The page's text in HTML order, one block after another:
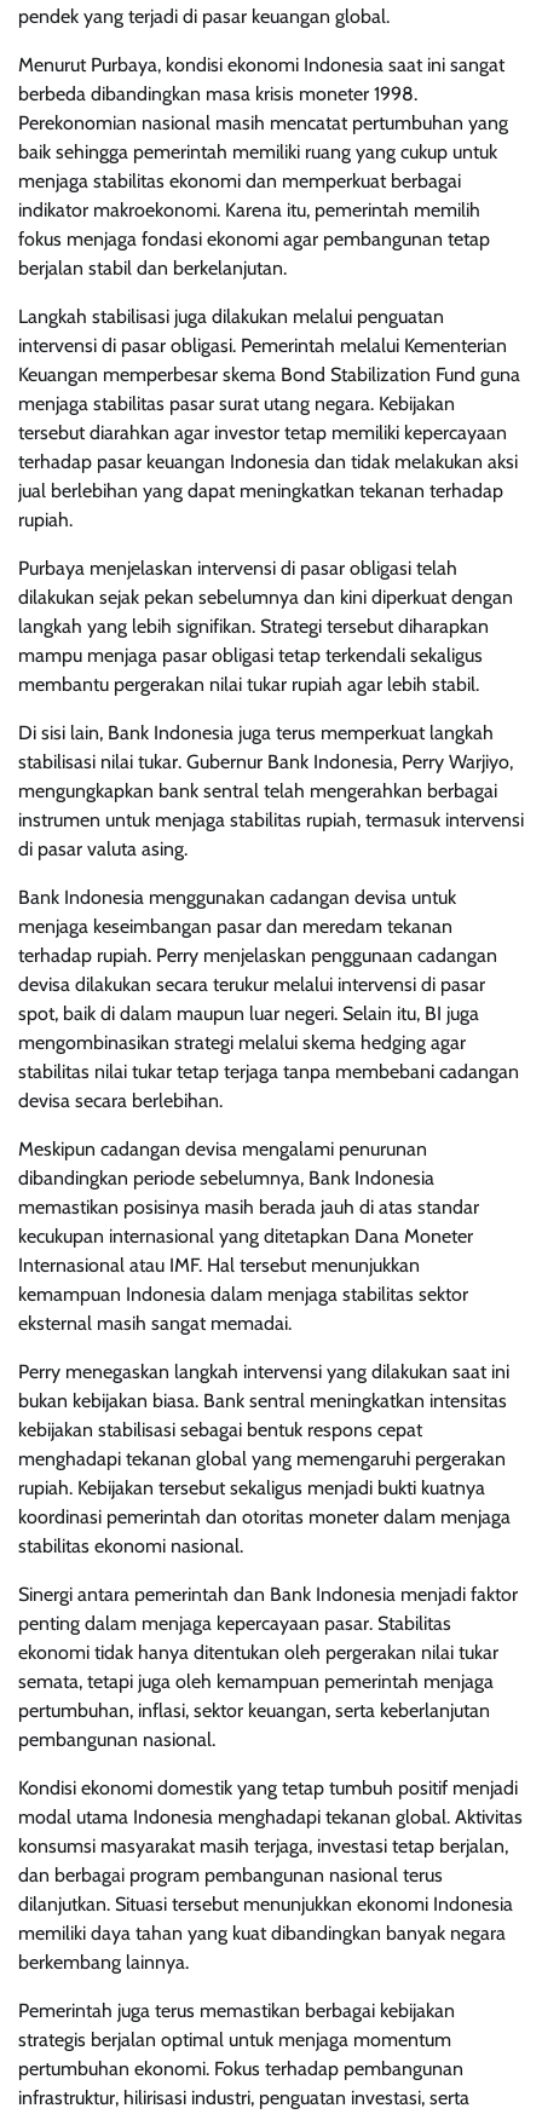
pendek yang terjadi di pasar keuangan global.
Menurut Purbaya, kondisi ekonomi Indonesia saat ini sangat
berbeda dibandingkan masa krisis moneter 1998.
Perekonomian nasional masih mencatat pertumbuhan yang
baik sehingga pemerintah memiliki ruang yang cukup untuk
menjaga stabilitas ekonomi dan memperkuat berbagai
indikator makroekonomi. Karena itu, pemerintah memilih
fokus menjaga fondasi ekonomi agar pembangunan tetap
berjalan stabil dan berkelanjutan.
Langkah stabilisasi juga dilakukan melalui penguatan
intervensi di pasar obligasi. Pemerintah melalui Kementerian
Keuangan memperbesar skema Bond Stabilization Fund guna
menjaga stabilitas pasar surat utang negara. Kebijakan
tersebut diarahkan agar investor tetap memiliki kepercayaan
terhadap pasar keuangan Indonesia dan tidak melakukan aksi
jual berlebihan yang dapat meningkatkan tekanan terhadap
rupiah.
Purbaya menjelaskan intervensi di pasar obligasi telah
dilakukan sejak pekan sebelumnya dan kini diperkuat dengan
langkah yang lebih signifikan. Strategi tersebut diharapkan
mampu menjaga pasar obligasi tetap terkendali sekaligus
membantu pergerakan nilai tukar rupiah agar lebih stabil.
Di sisi lain, Bank Indonesia juga terus memperkuat langkah
stabilisasi nilai tukar. Gubernur Bank Indonesia, Perry Warjiyo,
mengungkapkan bank sentral telah mengerahkan berbagai
instrumen untuk menjaga stabilitas rupiah, termasuk intervensi
di pasar valuta asing.
Bank Indonesia menggunakan cadangan devisa untuk
menjaga keseimbangan pasar dan meredam tekanan
terhadap rupiah. Perry menjelaskan penggunaan cadangan
devisa dilakukan secara terukur melalui intervensi di pasar
spot, baik di dalam maupun luar negeri. Selain itu, BI juga
mengombinasikan strategi melalui skema hedging agar
stabilitas nilai tukar tetap terjaga tanpa membebani cadangan
devisa secara berlebihan.
Meskipun cadangan devisa mengalami penurunan
dibandingkan periode sebelumnya, Bank Indonesia
memastikan posisinya masih berada jauh di atas standar
kecukupan internasional yang ditetapkan Dana Moneter
Internasional atau IMF. Hal tersebut menunjukkan
kemampuan Indonesia dalam menjaga stabilitas sektor
eksternal masih sangat memadai.
Perry menegaskan langkah intervensi yang dilakukan saat ini
bukan kebijakan biasa. Bank sentral meningkatkan intensitas
kebijakan stabilisasi sebagai bentuk respons cepat
menghadapi tekanan global yang memengaruhi pergerakan
rupiah. Kebijakan tersebut sekaligus menjadi bukti kuatnya
koordinasi pemerintah dan otoritas moneter dalam menjaga
stabilitas ekonomi nasional.
Sinergi antara pemerintah dan Bank Indonesia menjadi faktor
penting dalam menjaga kepercayaan pasar. Stabilitas
ekonomi tidak hanya ditentukan oleh pergerakan nilai tukar
semata, tetapi juga oleh kemampuan pemerintah menjaga
pertumbuhan, inflasi, sektor keuangan, serta keberlanjutan
pembangunan nasional.
Kondisi ekonomi domestik yang tetap tumbuh positif menjadi
modal utama Indonesia menghadapi tekanan global. Aktivitas
konsumsi masyarakat masih terjaga, investasi tetap berjalan,
dan berbagai program pembangunan nasional terus
dilanjutkan. Situasi tersebut menunjukkan ekonomi Indonesia
memiliki daya tahan yang kuat dibandingkan banyak negara
berkembang lainnya.
Pemerintah juga terus memastikan berbagai kebijakan
strategis berjalan optimal untuk menjaga momentum
pertumbuhan ekonomi. Fokus terhadap pembangunan
infrastruktur, hilirisasi industri, penguatan investasi, serta